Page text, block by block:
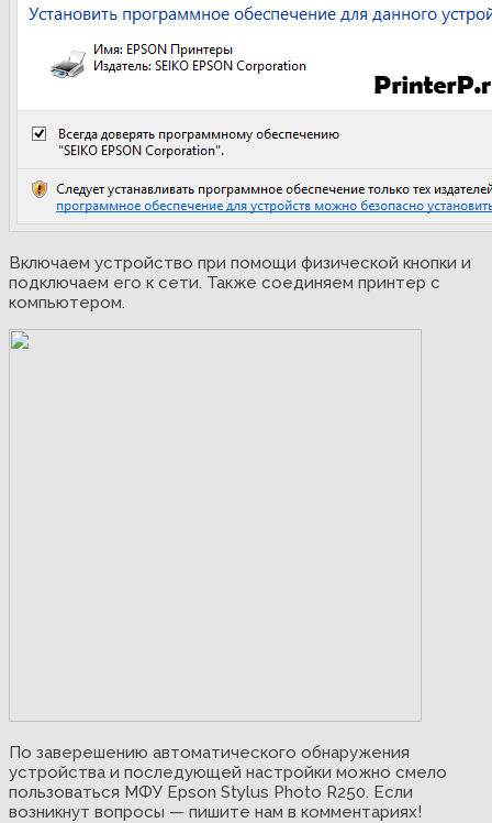
Включаем устройство при помощи физической кнопки и
подключаем его к сети. Также соединяем принтер с
компьютером.
По заверешению автоматического обнаружения
устройства и последующей настройки можно смело
пользоваться МФУ Epson Stylus Photo R250. Если
возникнут вопросы — пишите нам в комментариях!